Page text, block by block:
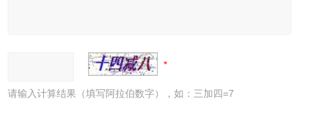
请输入计算结果（填写阿拉伯数字），如：三加四=7